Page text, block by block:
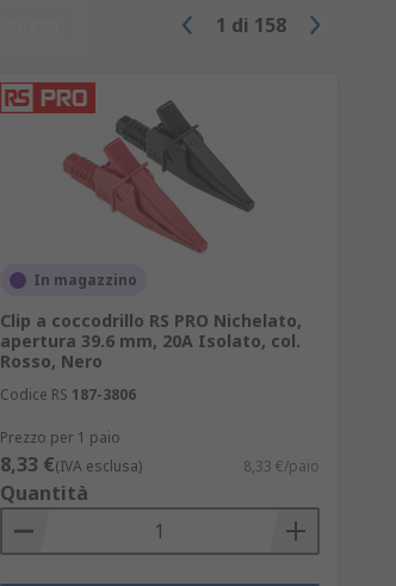
1 di 158
In magazzino
Clip a coccodrillo RS PRO Nichelato,
apertura 39.6 mm, 20A Isolato, col.
Rosso, Nero
Codice RS 187-3806
Prezzo per 1 paio
8,33 €(IVA esclusa) 8,33 €/paio
Quantità